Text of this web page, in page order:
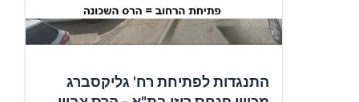
התנגדות לפתיחת רח' גליקסברג